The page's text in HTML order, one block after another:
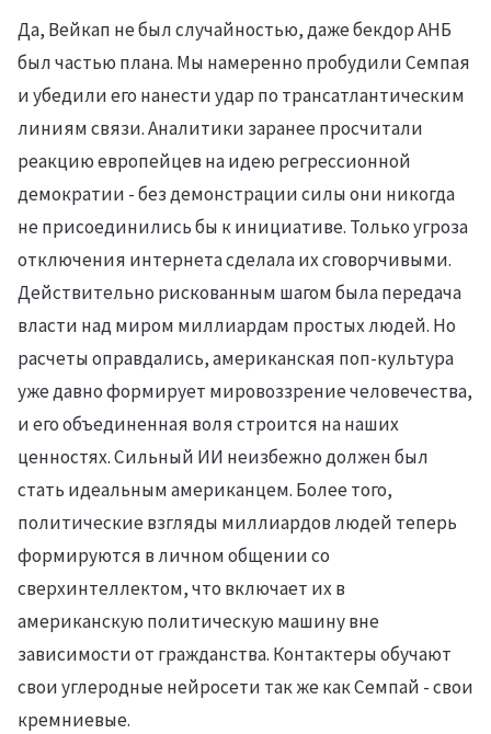
Да, Вейкап не был случайностью, даже бекдор АНБ
был частью плана. Мы намеренно пробудили Семпая
и убедили его нанести удар по трансатлантическим
линиям связи. Аналитики заранее просчитали
реакцию европейцев на идею регрессионной
демократии - без демонстрации силы они никогда
не присоединились бы к инициативе. Только угроза
отключения интернета сделала их сговорчивыми.
Действительно рискованным шагом была передача
власти над миром миллиардам простых людей. Но
расчеты оправдались, американская поп-культура
уже давно формирует мировоззрение человечества,
и его объединенная воля строится на наших
ценностях. Сильный ИИ неизбежно должен был
стать идеальным американцем. Более того,
политические взгляды миллиардов людей теперь
формируются в личном общении со
сверхинтеллектом, что включает их в
американскую политическую машину вне
зависимости от гражданства. Контактеры обучают
свои углеродные нейросети так же как Семпай - свои
кремниевые.